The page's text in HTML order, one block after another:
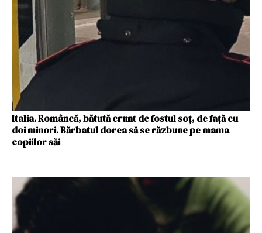
Italia. Româncă, bătută crunt de fostul soț, de față cu
doi minori. Bărbatul dorea să se răzbune pe mama
copiilor săi